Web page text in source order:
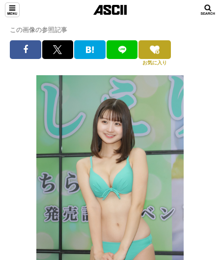
この画像の参照記事
お気に入り